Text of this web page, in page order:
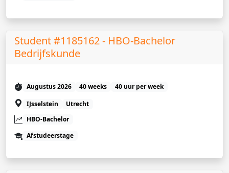
Student #1185162 - HBO-Bachelor
Bedrijfskunde
Augustus 2026 40 weeks
40 uur per week
IJsselstein
Utrecht
HBO-Bachelor
Afstudeerstage